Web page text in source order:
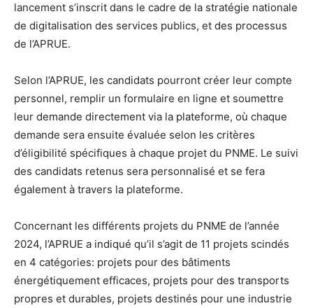
lancement s’inscrit dans le cadre de la stratégie nationale
de digitalisation des services publics, et des processus
de l’APRUE.
Selon l’APRUE, les candidats pourront créer leur compte
personnel, remplir un formulaire en ligne et soumettre
leur demande directement via la plateforme, où chaque
demande sera ensuite évaluée selon les critères
d’éligibilité spécifiques à chaque projet du PNME. Le suivi
des candidats retenus sera personnalisé et se fera
également à travers la plateforme.
Concernant les différents projets du PNME de l’année
2024, l’APRUE a indiqué qu’il s’agit de 11 projets scindés
en 4 catégories: projets pour des bâtiments
énergétiquement efficaces, projets pour des transports
propres et durables, projets destinés pour une industrie